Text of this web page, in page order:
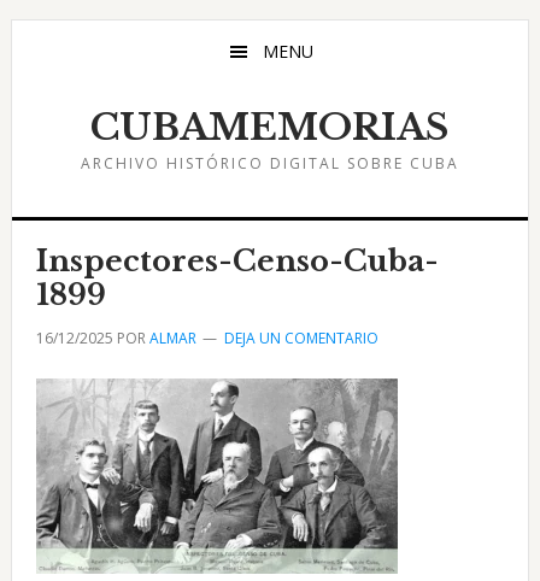
Saltar
Saltar
Saltar
MENU
CUBAMEMORIAS
ARCHIVO HISTÓRICO DIGITAL SOBRE CUBA
Inspectores-Censo-Cuba-
1899
16/12/2025 PORALMAR DEJA UN COMENTARIO